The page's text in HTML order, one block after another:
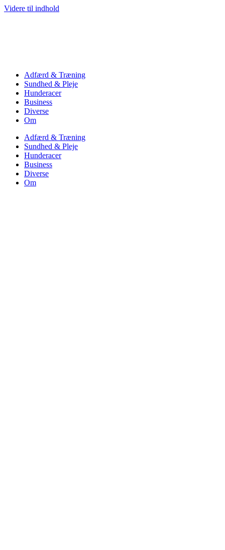
Videre til indhold
Adfærd & Træning
Sundhed & Pleje
Hunderacer
Business
Diverse
Om
Adfærd & Træning
Sundhed & Pleje
Hunderacer
Business
Diverse
Om